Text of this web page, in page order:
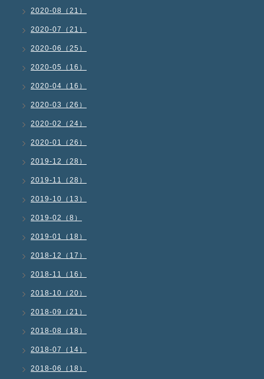
2020-08（21）
2020-07（21）
2020-06（25）
2020-05（16）
2020-04（16）
2020-03（26）
2020-02（24）
2020-01（26）
2019-12（28）
2019-11（28）
2019-10（13）
2019-02（8）
2019-01（18）
2018-12（17）
2018-11（16）
2018-10（20）
2018-09（21）
2018-08（18）
2018-07（14）
2018-06（18）